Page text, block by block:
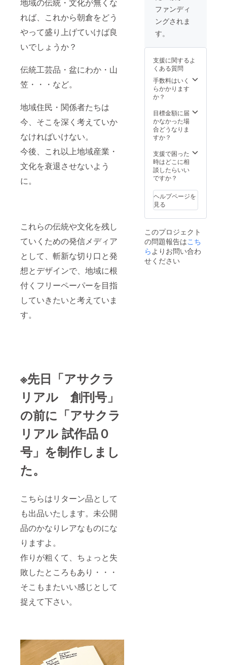
れば、これから朝倉をどう
やって盛り上げていけば良
いでしょうか？
伝統工芸品・盆にわか・山
笠・・・など。
地域住民・関係者たちは
今、そこを深く考えていか
なければいけない。
今後、これ以上地域産業・
文化を衰退させないよう
に。
これらの伝統や文化を残し
ていくための発信メディア
として、斬新な切り口と発
想とデザインで、地域に根
付くフリーペーパーを目指
していきたいと考えていま
す。
※先日「アサクラ
リアル 創刊号」
の前に「アサクラ
リアル 試作品０
号」を制作しまし
た。
こちらはリターン品として
も出品いたします。未公開
品のかなりレアなものにな
りますよ。
作りが粗くて、ちょっと失
敗したところもあり・・・
そこもまたいい感じとして
捉えて下さい。
y Drop
作させ
ていた
だいて
うぞ応
援よろ
しくお
願い致
しま
す。
ヤー、
綿 制
作:tam
付き
＋ ア
サクラ
リアル
創刊号
※9月ま
発行予
定です
が予定
ことも
ござい
ます。
ご了承
い。
作りし
ていま
す。 ※
ません
了承く
ださ
い。
【Short
type】
ズ
W110
H85
D35
ラー
ダーク
ブラウ
ン/ バー
ディ ■
仕様
カード
ポケッ
入れ×1
＋メッ
セージ
付き
＋ ア
ファンディ
ングされま
す。
支援に関するよ
くある質問
手数料はいく
らかかります
か？
目標金額に届
かなかった場
合どうなりま
すか？
支援で困った
時はどこに相
談したらいい
ですか？
ヘルプページを
見る
このプロジェクト
の問題報告はこち
らよりお問い合わ
せください